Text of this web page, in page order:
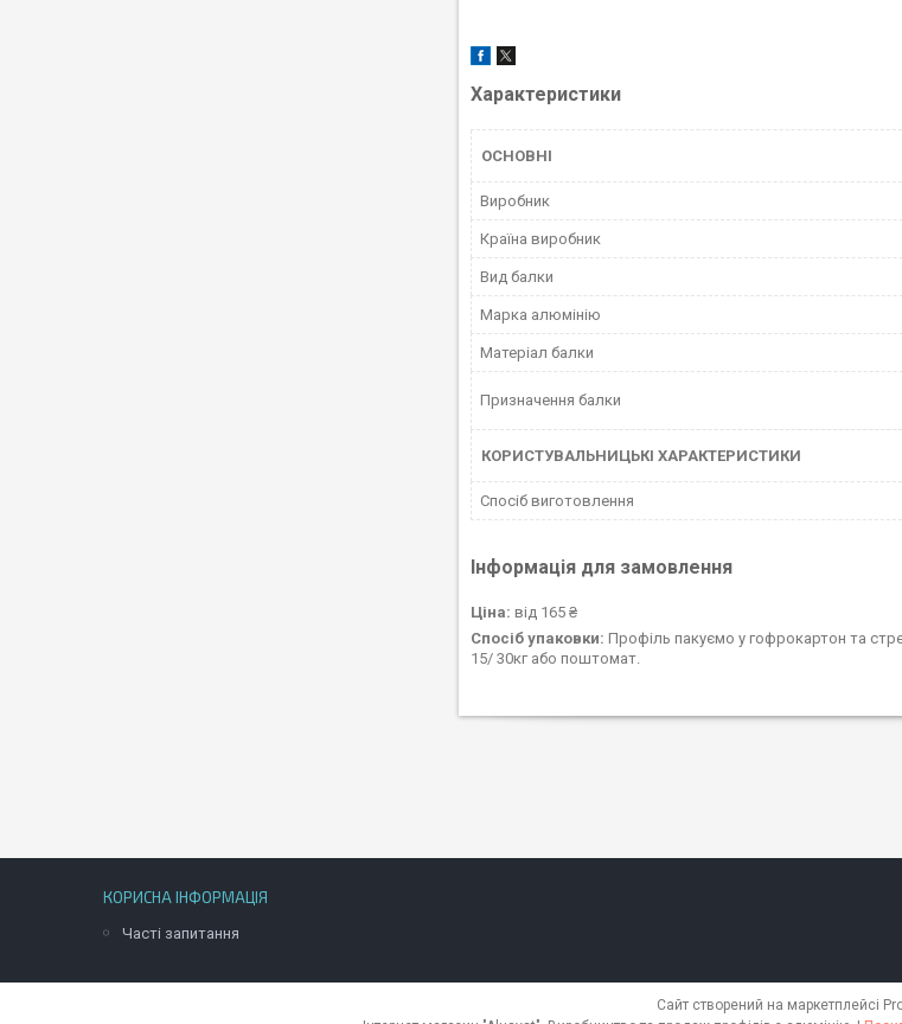
Характеристики
ОСНОВНІ
Виробник
Країна виробник
Вид балки
Марка алюмінію
Матеріал балки
Призначення балки
КОРИСТУВАЛЬНИЦЬКІ ХАРАКТЕРИСТИКИ
Спосіб виготовлення
Інформація для замовлення
Ціна: від 165 ₴
Спосіб упаковки: Профіль пакуємо у гофрокартон та
15/ 30кг або поштомат.
КОРИСНА ІНФОРМАЦІЯ
Часті запитання
Сайт створений на маркетплейсі